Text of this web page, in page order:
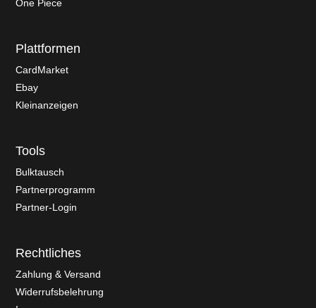
One Piece
Plattformen
CardMarket
Ebay
Kleinanzeigen
Tools
Bulktausch
Partnerprogramm
Partner-Login
Rechtliches
Zahlung & Versand
Widerrufsbelehrung